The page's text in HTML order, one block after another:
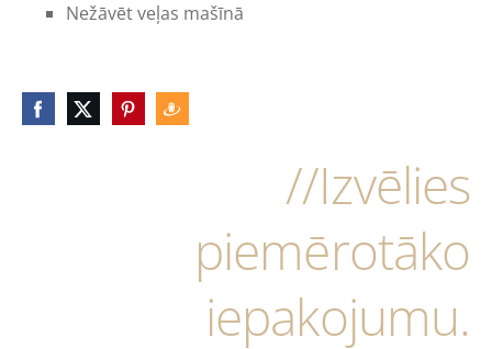
//Izvēlies
piemērotāko
iepakojumu.
Nežāvēt veļas mašīnā